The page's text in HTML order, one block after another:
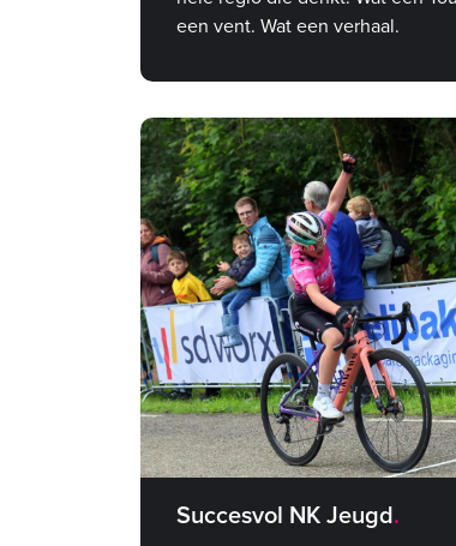
een vent. Wat een verhaal.
Succesvol NK Jeugd